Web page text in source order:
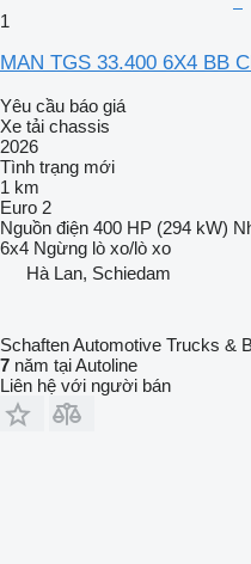
1
MAN TGS 33.400 6X4 BB
Yêu cầu báo giá
Xe tải chassis
2026
Tình trạng mới
1 km
Euro 2
Nguồn điện 400 HP (294 kW)
6x4 Ngừng lò xo/lò xo
Hà Lan, Schiedam
Schaften Automotive Trucks &
7 năm tại Autoline
Liên hệ với người bán